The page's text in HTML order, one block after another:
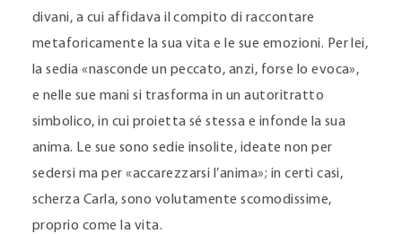
divani, a cui affidava il compito di raccontare
metaforicamente la sua vita e le sue emozioni. Per lei,
la sedia «nasconde un peccato, anzi, forse lo evoca»,
e nelle sue mani si trasforma in un autoritratto
simbolico, in cui proietta sé stessa e infonde la sua
anima. Le sue sono sedie insolite, ideate non per
sedersi ma per «accarezzarsi l’anima»; in certi casi,
scherza Carla, sono volutamente scomodissime,
proprio come la vita.